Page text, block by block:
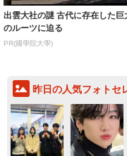
出雲大社の謎 古代に存在した巨
のルーツに迫る
PR(國學院大學)
昨日の人気フォトセ